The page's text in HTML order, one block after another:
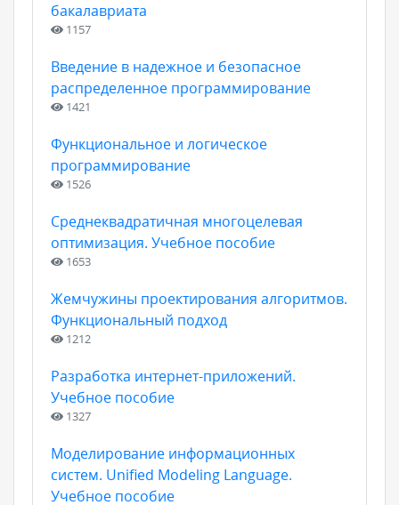
бакалавриата
1157
Введение в надежное и безопасное
распределенное программирование
1421
Функциональное и логическое
программирование
1526
Среднеквадратичная многоцелевая
оптимизация. Учебное пособие
1653
Жемчужины проектирования алгоритмов.
Функциональный подход
1212
Разработка интернет-приложений.
Учебное пособие
1327
Моделирование информационных
систем. Unified Modeling Language.
Учебное пособие